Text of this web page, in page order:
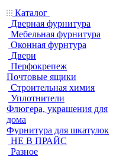
Каталог
Дверная фурнитура
Мебельная фурнитура
Оконная фурнтура
Двери
Перфокрепеж
Почтовые ящики
Строительная химия
Уплотнители
Флюгера, украшения для
дома
Фурнитура для шкатулок
НЕ В ПРАЙС
Разное